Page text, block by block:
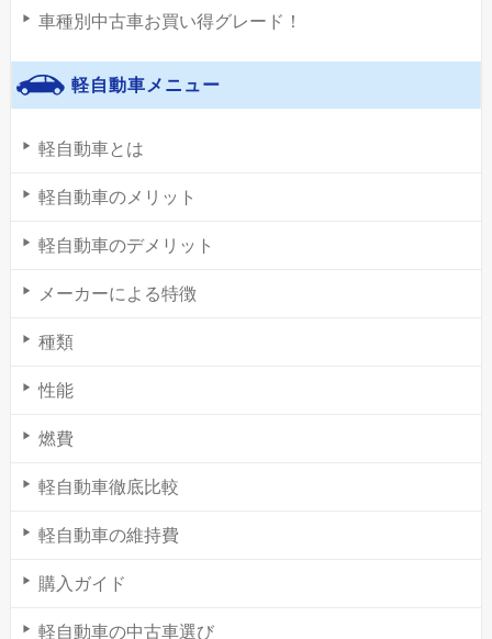
車種別中古車お買い得グレード！
軽自動車メニュー
軽自動車とは
軽自動車のメリット
軽自動車のデメリット
メーカーによる特徴
種類
性能
燃費
軽自動車徹底比較
軽自動車の維持費
購入ガイド
軽自動車の中古車選び